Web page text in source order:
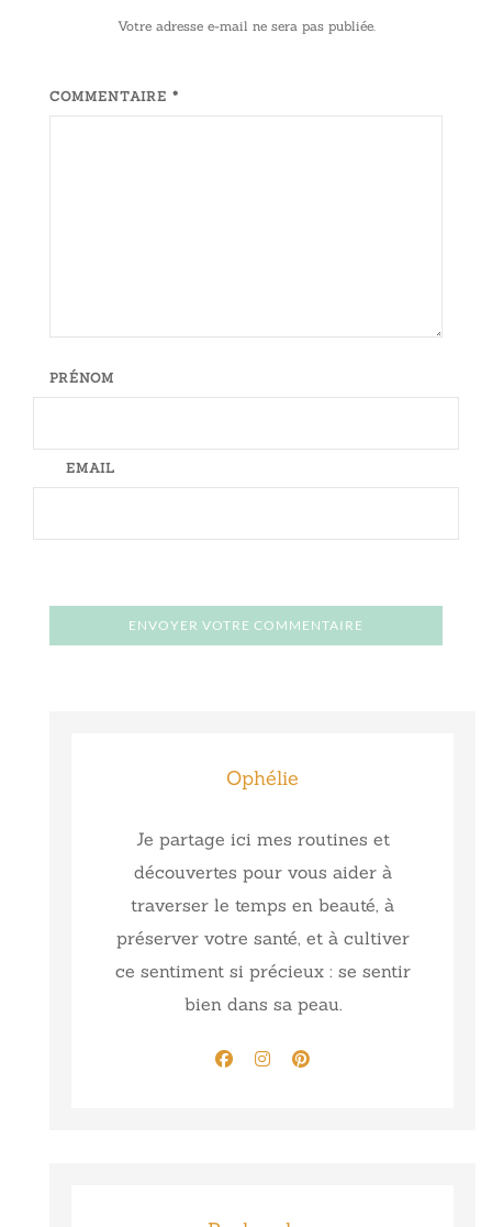
Votre adresse e-mail ne sera pas publiée.
COMMENTAIRE *
PRÉNOM
EMAIL
Ophélie
Je partage ici mes routines et
découvertes pour vous aider à
traverser le temps en beauté, à
préserver votre santé, et à cultiver
ce sentiment si précieux : se sentir
bien dans sa peau.